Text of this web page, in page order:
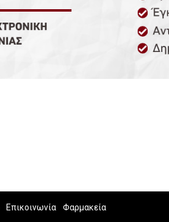
Επικοινωνία Φαρμακεία